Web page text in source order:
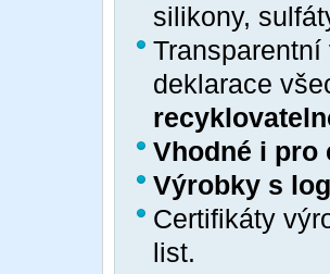
silikony,
deklarace
Vhodné i
Výrobky s
Certifikáty
list.